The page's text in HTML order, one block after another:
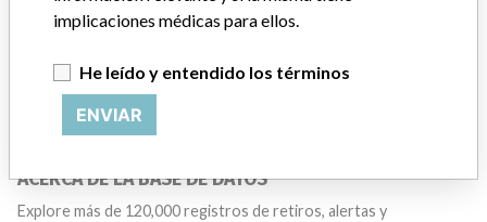
Dirección del fabricante
Empresa matriz del fabricante (2017) Danaher Corporation
Source
ACERCA DE LA BASE DE DATOS
Explore más de 120,000 registros de retiros, alertas y
implicaciones médicas para ellos.
He leído y entendido los términos
ENVIAR